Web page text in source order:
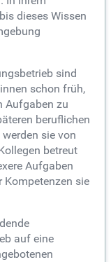
dieses Wissen
sind
schon früh,
Aufgaben zu
beruflichen
sie von
betreut
Aufgaben
Kompetenzen sie
auf eine